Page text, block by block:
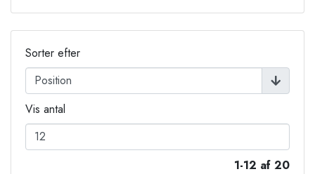
Sorter efter
Vis antal
1-12 af 20